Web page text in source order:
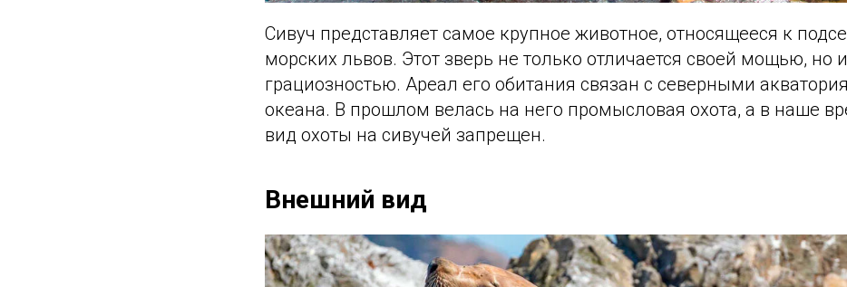
Сивуч представляет самое крупное животное, относящееся к
морских львов. Этот зверь не только отличается своей мощью, но
грациозностью. Ареал его обитания связан с северными
океана. В прошлом велась на него промысловая охота, а в наше
вид охоты на сивучей запрещен.
Внешний вид